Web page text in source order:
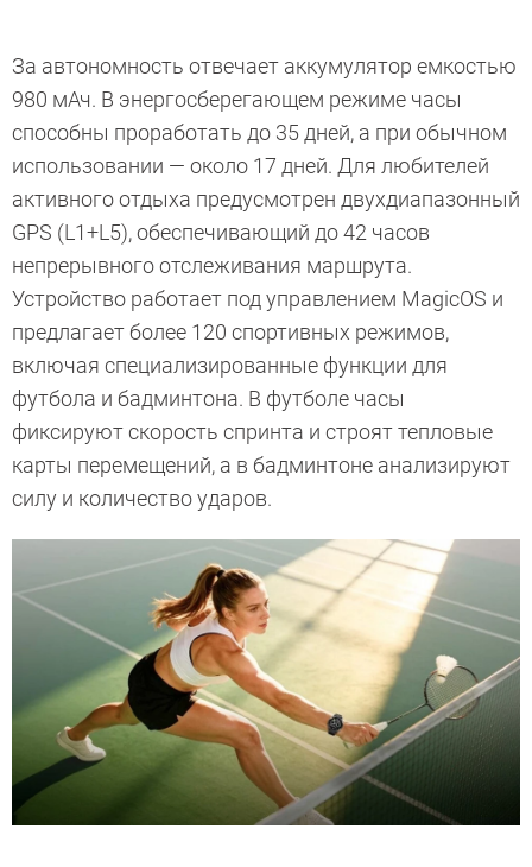
За автономность отвечает аккумулятор емкостью
980 мАч. В энергосберегающем режиме часы
способны проработать до 35 дней, а при обычном
использовании — около 17 дней. Для любителей
активного отдыха предусмотрен двухдиапазонный
GPS (L1+L5), обеспечивающий до 42 часов
непрерывного отслеживания маршрута.
Устройство работает под управлением MagicOS и
предлагает более 120 спортивных режимов,
включая специализированные функции для
футбола и бадминтона. В футболе часы
фиксируют скорость спринта и строят тепловые
карты перемещений, а в бадминтоне анализируют
силу и количество ударов.